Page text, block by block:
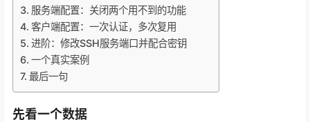
服务端配置：关闭两个用不到的功能
客户端配置：一次认证，多次复用
进阶：修改SSH服务端口并配合密钥
一个真实案例
最后一句
先看一个数据